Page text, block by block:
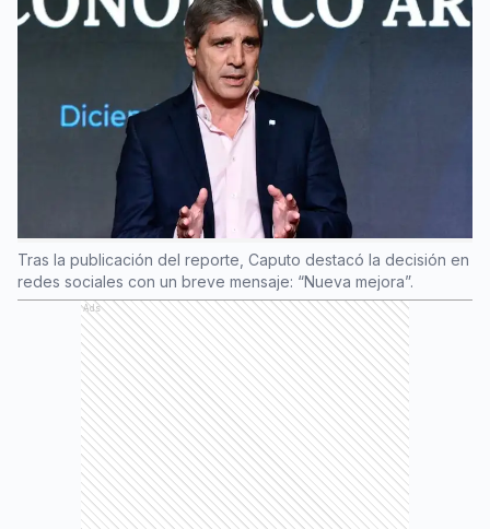
Tras la publicación del reporte, Caputo destacó la decisión en
redes sociales con un breve mensaje: “Nueva mejora”.
Ads